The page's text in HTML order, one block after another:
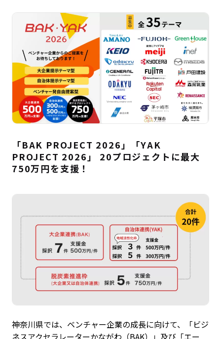
「BAK PROJECT 2026」「YAK
PROJECT 2026」 20プロジェクトに最大
750万円を支援！
神奈川県では、ベンチャー企業の成長に向けて、「ビジ
ネスアクセラレーターかながわ（BAK）」及び「エー